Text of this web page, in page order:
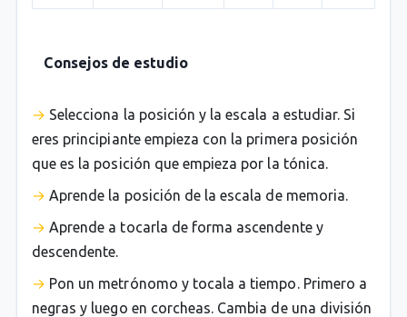
Consejos de estudio
Selecciona la posición y la escala a estudiar. Si
eres principiante empieza con la primera posición
que es la posición que empieza por la tónica.
Aprende la posición de la escala de memoria.
Aprende a tocarla de forma ascendente y
descendente.
Pon un metrónomo y tocala a tiempo. Primero a
negras y luego en corcheas. Cambia de una división